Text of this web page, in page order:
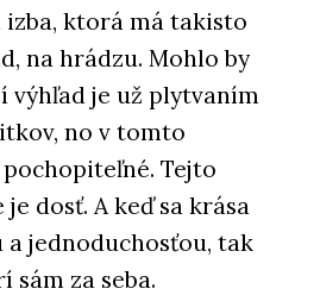
izba, ktorá má takisto
na hrádzu. Mohlo by
výhľad je už plytvaním
no v tomto
Tejto
dosť. A keď sa krása
a jednoduchosťou, tak
sám za seba.